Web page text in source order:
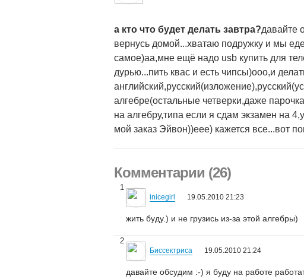
а кто что будет делать завтра?давайте
вернусь домой...хватаю подружку и мы
самое)аа,мне ещё надо usb купить для
дурью...пить квас и есть чипсы)ооо,и
алгебре(остальные четверки,даже
на алгебру,типа если я сдам экзамен на
мой заказ Эйвон))еее) кажется все...вот
Комментарии (26)
1
inicegirl 19.05.2010 21:23
жить буду.) и не грузись из-за этой алгебры)
2
Биссектриса 19.05.2010 21:24
давайте обсудим :-) я буду на работе